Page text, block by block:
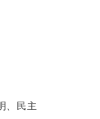
、民主